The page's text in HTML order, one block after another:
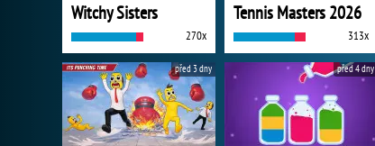
Witchy Sisters
270x
Tennis Masters 2026
313x
před 3 dny před 4 dny